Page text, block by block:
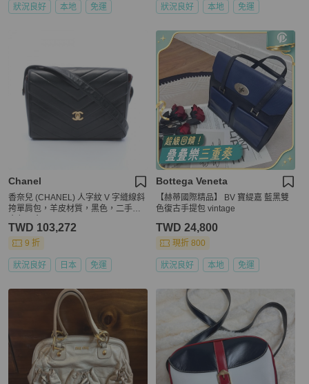
狀況良好 本地 免運 狀況良好 本地 免運
Chanel
香奈兒 (CHANEL) 人字紋 V 字縫線斜
挎單肩包，羊皮材質，黑色，二手，
TWD 103,272
9 折
狀況良好 日本 免運
Bottega Veneta
【赫蒂國際精品】 BV 寶緹嘉 藍黑雙
色復古手提包 vintage
TWD 24,800
現折 800
狀況良好 本地 免運